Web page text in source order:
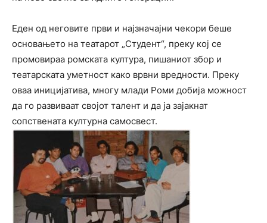
Еден од неговите први и најзначајни чекори беше
основањето на театарот „Студент“, преку кој се
промовираа ромската култура, пишаниот збор и
театарската уметност како врвни вредности. Преку
оваа иницијатива, многу млади Роми добија можност
да го развиваат својот талент и да ја зајакнат
сопствената културна самосвест.